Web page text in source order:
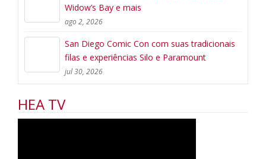
Widow’s Bay e mais
ago 2, 2026
San Diego Comic Con com suas tradicionais
filas e experiências Silo e Paramount
jul 30, 2026
HEA TV